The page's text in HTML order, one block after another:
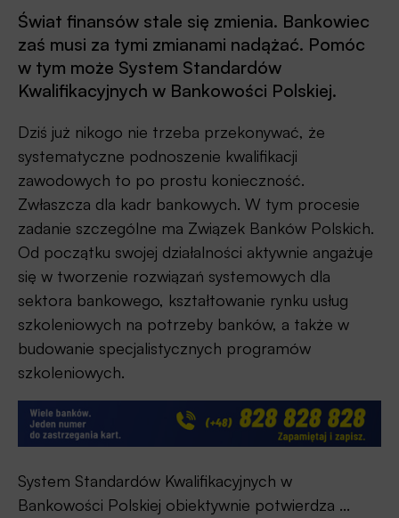
Świat finansów stale się zmienia. Bankowiec
zaś musi za tymi zmianami nadążać. Pomóc
w tym może System Standardów
Kwalifikacyjnych w Bankowości Polskiej.
Dziś już nikogo nie trzeba przekonywać, że
systematyczne podnoszenie kwalifikacji
zawodowych to po prostu konieczność.
Zwłaszcza dla kadr bankowych. W tym procesie
zadanie szczególne ma Związek Banków Polskich.
Od początku swojej działalności aktywnie angażuje
się w tworzenie rozwiązań systemowych dla
sektora bankowego, kształtowanie rynku usług
szkoleniowych na potrzeby banków, a także w
budowanie specjalistycznych programów
szkoleniowych.
System Standardów Kwalifikacyjnych w
Bankowości Polskiej obiektywnie potwierdza ...